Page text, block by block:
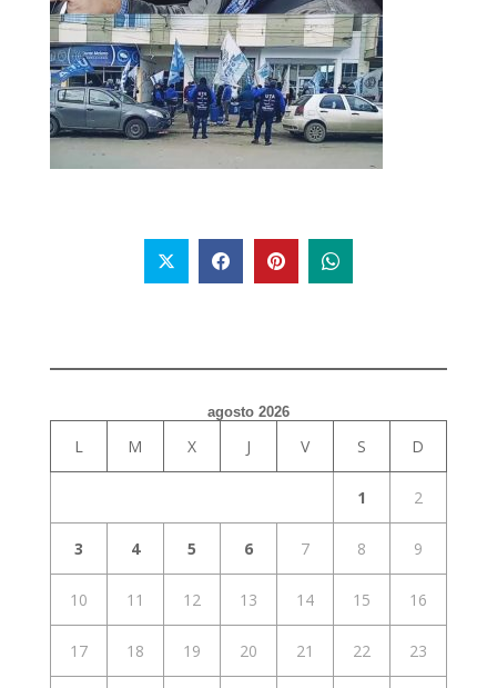
agosto 2026
L M X J V S D
1 2
3 4 5 6 7 8 9
10 11 12 13 14 15 16
17 18 19 20 21 22 23